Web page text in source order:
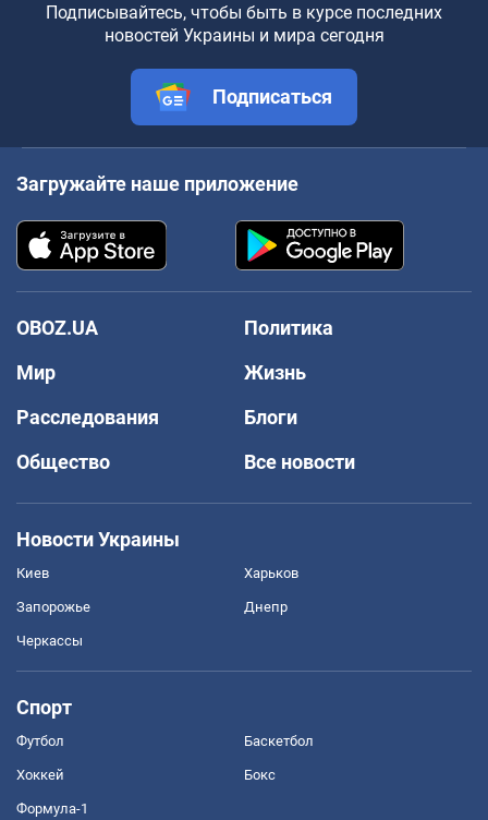
Подписывайтесь, чтобы быть в курсе последних
новостей Украины и мира сегодня
Подписаться
Загружайте наше приложение
OBOZ.UA
Политика
Мир
Жизнь
Расследования
Блоги
Общество
Все новости
Новости Украины
Киев Харьков
Запорожье Днепр
Черкассы
Спорт
Футбол Баскетбол
Хоккей Бокс
Формула-1